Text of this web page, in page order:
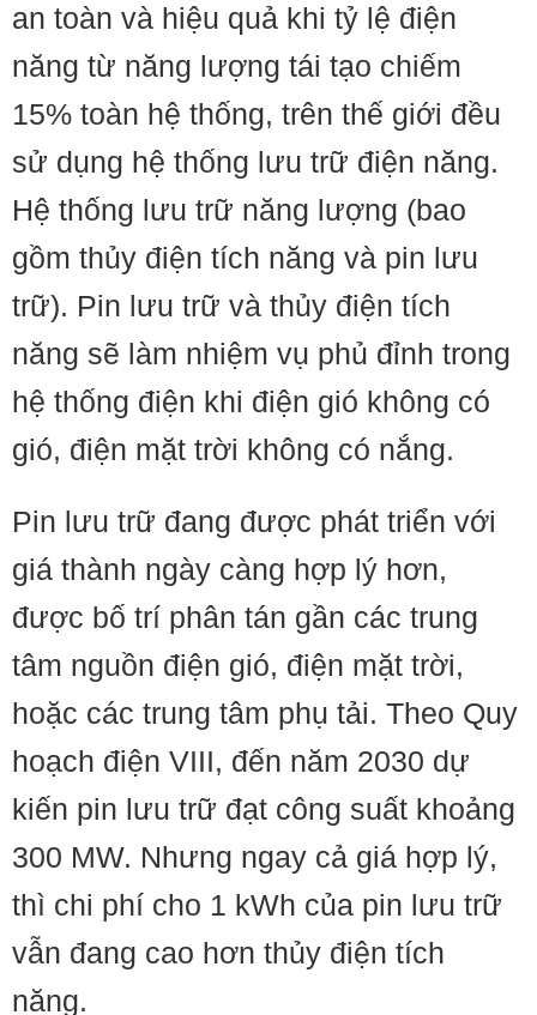
an toàn và hiệu quả khi tỷ lệ điện
năng từ năng lượng tái tạo chiếm
15% toàn hệ thống, trên thế giới đều
sử dụng hệ thống lưu trữ điện năng.
Hệ thống lưu trữ năng lượng (bao
gồm thủy điện tích năng và pin lưu
trữ). Pin lưu trữ và thủy điện tích
năng sẽ làm nhiệm vụ phủ đỉnh trong
hệ thống điện khi điện gió không có
gió, điện mặt trời không có nắng.
Pin lưu trữ đang được phát triển với
giá thành ngày càng hợp lý hơn,
được bố trí phân tán gần các trung
tâm nguồn điện gió, điện mặt trời,
hoặc các trung tâm phụ tải. Theo Quy
hoạch điện VIII, đến năm 2030 dự
kiến pin lưu trữ đạt công suất khoảng
300 MW. Nhưng ngay cả giá hợp lý,
thì chi phí cho 1 kWh của pin lưu trữ
vẫn đang cao hơn thủy điện tích
năng.